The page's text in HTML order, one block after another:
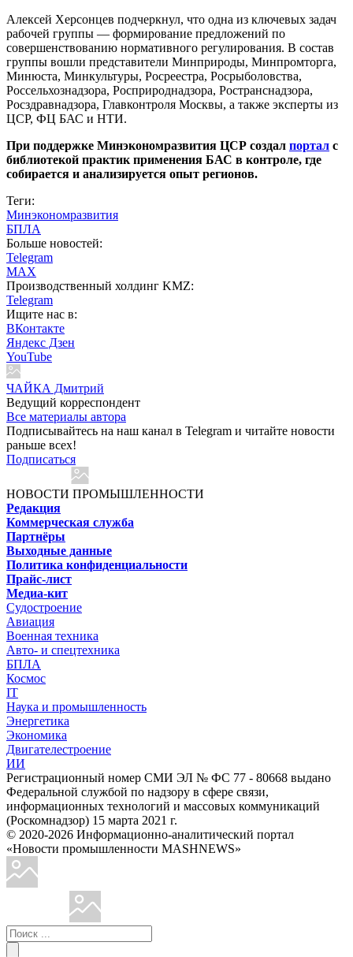
Алексей Херсонцев подчеркнул, что одна из ключевых задач
рабочей группы — формирование предложений по
совершенствованию нормативного регулирования. В состав
группы вошли представители Минприроды, Минпромторга,
Минюста, Минкультуры, Росреестра, Росрыболовства,
Россельхознадзора, Росприроднадзора, Ространснадзора,
Росздравнадзора, Главконтроля Москвы, а также эксперты из
ЦСР, ФЦ БАС и НТИ.
При поддержке Минэкономразвития ЦСР создал портал с
библиотекой практик применения БАС в контроле, где
собирается и анализируется опыт регионов.
Теги:
Минэкономразвития
БПЛА
Больше новостей:
Telegram
MAX
Производственный холдинг KMZ:
Telegram
Ищите нас в:
ВКонтакте
Яндекс Дзен
YouTube
ЧАЙКА Дмитрий
Ведущий корреспондент
Все материалы автора
Подписывайтесь на наш канал в Telegram и читайте новости
раньше всех!
Подписаться
НОВОСТИ ПРОМЫШЛЕННОСТИ
Редакция
Коммерческая служба
Партнёры
Выходные данные
Политика конфиденциальности
Прайс-лист
Медиа-кит
Судостроение
Авиация
Военная техника
Авто- и спецтехника
БПЛА
Космос
IT
Наука и промышленность
Энергетика
Экономика
Двигателестроение
ИИ
Регистрационный номер СМИ ЭЛ № ФС 77 - 80668 выдано
Федеральной службой по надзору в сфере связи,
информационных технологий и массовых коммуникаций
(Роскомнадзор) 15 марта 2021 г.
© 2020-2026 Информационно-аналитический портал
«Новости промышленности MASHNEWS»